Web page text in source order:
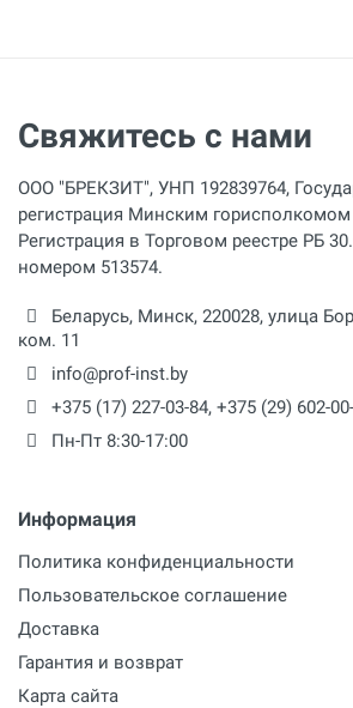
Свяжитесь с нами
ООО "БРЕКЗИТ", УНП 192839764,
регистрация Минским горисполкомом
Регистрация в Торговом реестре РБ
номером 513574.
Беларусь, Минск, 220028, улица
ком. 11
info@prof-inst.by
+375 (17) 227-03-84, +375 (29) 602-
Пн-Пт 8:30-17:00
Информация
Политика конфиденциальности
Пользовательское соглашение
Доставка
Гарантия и возврат
Карта сайта